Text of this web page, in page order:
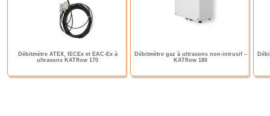
Débitmètre ATEX, IECEx et EAC-Ex à
ultrasons KATflow 170
Débitmètre gaz à ultrasons non-intrusif –
KATflow 180